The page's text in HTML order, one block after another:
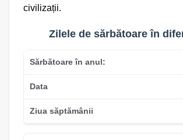
civilizații.
Zilele de sărbătoare în